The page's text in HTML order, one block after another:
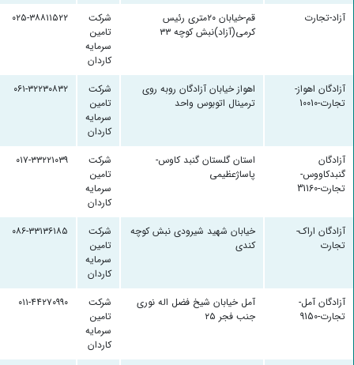
آزاد-تجارت
قم-خیابان ۲۰متری رئیس
کرمی(آزاد)نبش کوچه ۳۳
شرکت
تامین
سرمایه
کاردان
۰۲۵-۳۸۸۱۱۵۲۲
آزادگان اهواز-
تجارت-10010
اهواز خیابان آزادگان روبه روی
ترمینال اتوبوس واحد
شرکت
تامین
سرمایه
کاردان
۰۶۱-۳۲۲۳۰۸۳۲
آزادگان
گنبدکاووس-
تجارت-31160
استان گلستان گنبد کاوس-
پاساژعظیمی
شرکت
تامین
سرمایه
کاردان
۰۱۷-۳۳۲۲۱۰۳۹
آزادگان اراک-
تجارت
خیابان شهید شیرودی نبش کوچه
کندی
شرکت
تامین
سرمایه
کاردان
۰۸۶-۳۳۱۳۶۱۸۵
آزادگان آمل-
تجارت-9150
آمل خیابان شیخ فضل اله نوری
جنب فجر ۲۵
شرکت
تامین
سرمایه
کاردان
۰۱۱-۴۴۲۷۰۹۹۰